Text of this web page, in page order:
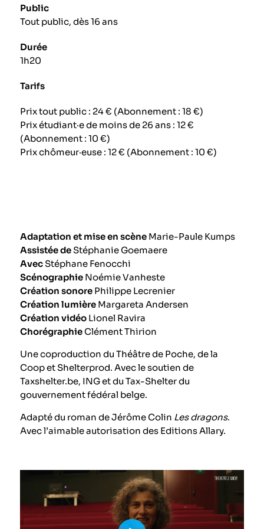
Public
Tout public, dès 16 ans
Durée
1h20
Tarifs
Prix tout public : 24 € (Abonnement : 18 €)
Prix étudiant·e de moins de 26 ans : 12 €
(Abonnement : 10 €)
Prix chômeur·euse : 12 € (Abonnement : 10 €)
Adaptation et mise en scèneMarie-Paule Kumps
Assistée deStéphanie Goemaere
AvecStéphane Fenocchi
ScénographieNoémie Vanheste
Création sonorePhilippe Lecrenier
Création lumièreMargareta Andersen
Création vidéoLionel Ravira
ChorégraphieClément Thirion
Une coproduction du Théâtre de Poche, de la
Coop et Shelterprod. Avec le soutien de
Taxshelter.be, ING et du Tax-Shelter du
gouvernement fédéral belge.
Adapté du roman de Jérôme Colin Les dragons.
Avec l’aimable autorisation des Editions Allary.